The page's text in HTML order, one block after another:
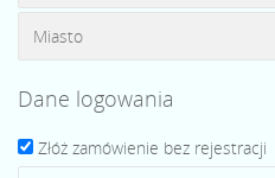
Dane logowania
Złóż zamówienie bez rejestracji